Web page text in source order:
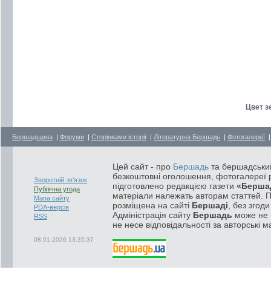
Цвет
Бершадщина | Форуми | Сторінками історії | Літературна Бершадь | Фотогалереї
Зворотній зв'язок
Публічна угода
Мапа сайту
PDA-версія
RSS
08.01.2026 13:35:37
Цей сайт - про Бершадь та
безкоштовні оголошення, фотогалереї
підготовлено редакцією газети
матеріали належать авторам статтей.
розміщена на сайті Бершаді , без
Адміністрація сайту Бершадь може не
не несе відповідальності за авторські